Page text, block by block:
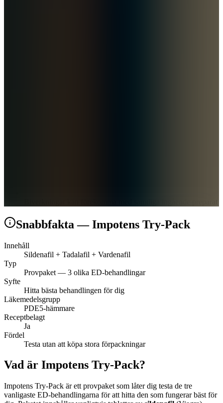
Snabbfakta —Impotens Try-Pack
Innehåll
Sildenafil + Tadalafil + Vardenafil
Typ
Provpaket — 3 olika ED-behandlingar
Syfte
Hitta bästa behandlingen för dig
Läkemedelsgrupp
PDE5-hämmare
Receptbelagt
Ja
Fördel
Testa utan att köpa stora förpackningar
Vad är Impotens Try-Pack?
Impotens Try-Pack är ett provpaket som låter dig testa de tre
vanligaste ED-behandlingarna för att hitta den som fungerar bäst för